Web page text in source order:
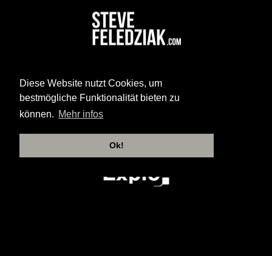
Diese Website nutzt Cookies, um
bestmögliche Funktionalität bieten zu
können. Mehr infos
Ok!